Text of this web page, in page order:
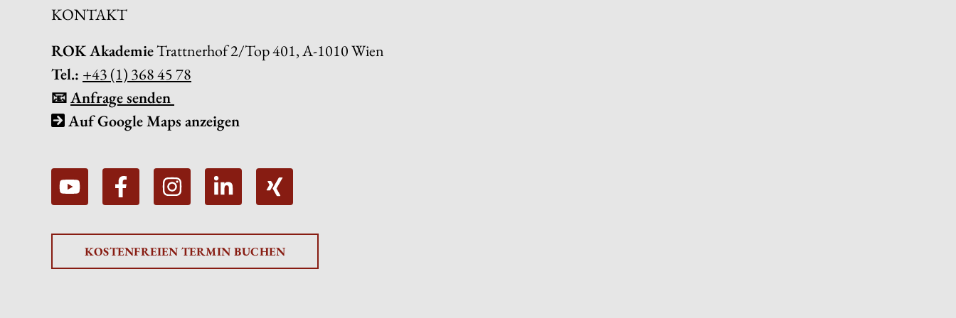
KONTAKT
ROK AkademieTrattnerhof 2/Top 401, A-1010 Wien
Tel.: +43 (1) 368 45 78
📧Anfrage senden
Auf Google Maps anzeigen
KOSTENFREIEN TERMIN BUCHEN